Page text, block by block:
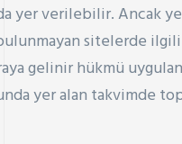
yer verilebilir. Ancak
sitelerde
gelinir hükmü
yer alan takvimde